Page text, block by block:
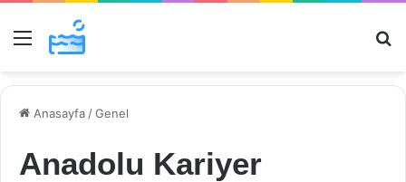
Menü
Anasayfa /Genel
Anadolu Kariyer